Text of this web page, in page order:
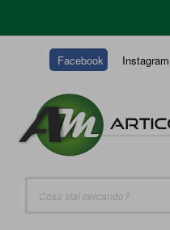
Facebook Instagram
CONTENUTO